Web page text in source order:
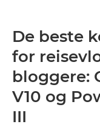
De beste
for
bloggere:
V10 og
III